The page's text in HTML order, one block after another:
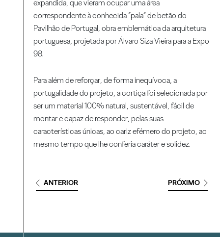
expandida, que vieram ocupar uma área
correspondente à conhecida “pala” de betão do
Pavilhão de Portugal, obra emblemática da arquitetura
portuguesa, projetada por Álvaro Siza Vieira para a Expo
98.
Para além de reforçar, de forma inequívoca, a
portugalidade do projeto, a cortiça foi selecionada por
ser um material 100% natural, sustentável, fácil de
montar e capaz de responder, pelas suas
características únicas, ao cariz efémero do projeto, ao
mesmo tempo que lhe conferia caráter e solidez.
ANTERIOR PRÓXIMO